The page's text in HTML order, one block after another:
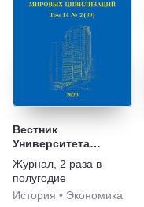
Вестник
Университета
мировых
цивилизаций
Журнал 2 раза в
полугодие
История • Экономика